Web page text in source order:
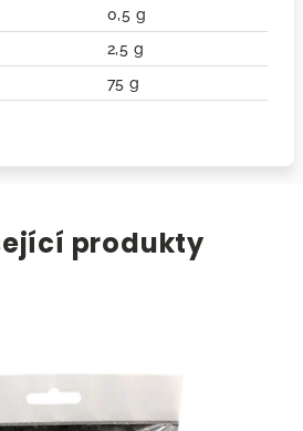
0,5 g
2,5 g
75 g
produkty